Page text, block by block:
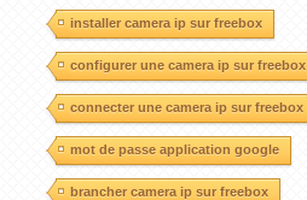
installer camera ip sur freebox
configurer une camera ip sur freebox
connecter une camera ip sur freebox
mot de passe application google
brancher camera ip sur freebox